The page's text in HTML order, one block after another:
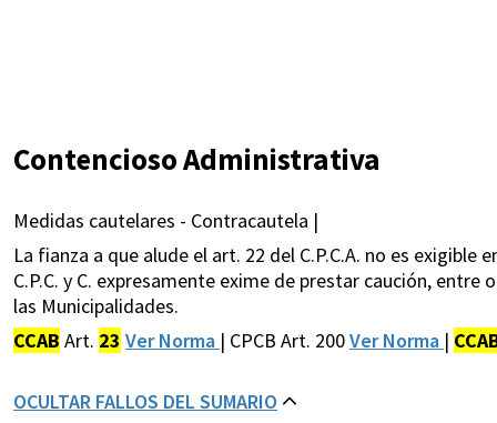
Contencioso Administrativa
Medidas cautelares - Contracautela |
La fianza a que alude el art. 22 del C.P.C.A. no es exigible
C.P.C. y C. expresamente exime de prestar caución,
las Municipalidades.
CCAB Art. 23 Ver Norma | CPCB Art. 200Ver Norma |
OCULTAR FALLOS DEL SUMARIO